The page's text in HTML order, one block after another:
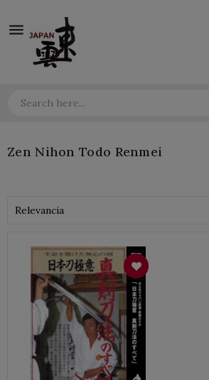

Zen Nihon Todo Renmei
Relevancia